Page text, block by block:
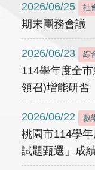
2026/06/25 社
期末團務會議
2026/06/23 綜
114學年度全
領召)增能研習
2026/06/22 數
桃園市114學
試題甄選」成